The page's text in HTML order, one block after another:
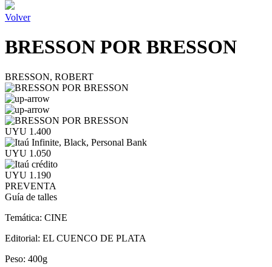
Volver
BRESSON POR BRESSON
BRESSON, ROBERT
UYU 1.400
UYU 1.050
UYU 1.190
PREVENTA
Guía de talles
Temática: CINE
Editorial: EL CUENCO DE PLATA
Peso: 400g